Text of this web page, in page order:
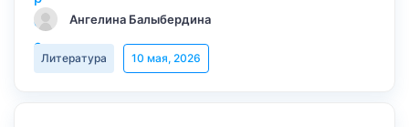
Ангелина Балыбердина
Литература 10 мая, 2026